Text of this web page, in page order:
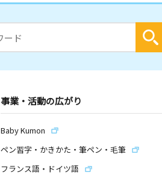
事業・活動の広がり
Baby Kumon
ペン習字・かきかた・筆ペン・毛筆
フランス語・ドイツ語